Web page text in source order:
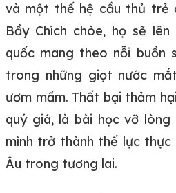
và một thế hệ cầu thủ trẻ
Bầy Chích chòe, họ sẽ
quốc mang theo nỗi buồn
trong những giọt nước
ươm mầm. Thất bại thảm
quý giá, là bài học vỡ
mình trở thành thế lực thực
Âu trong tương lai.